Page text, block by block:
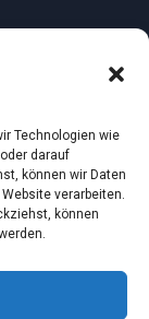
Technologien wie
darauf
können wir Daten
verarbeiten.
können
Welt der
Strand